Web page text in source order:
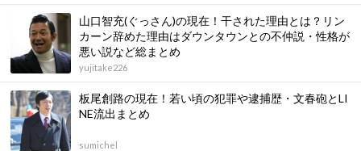
山口智充(ぐっさん)の現在！干された理由とは？リン
カーン辞めた理由はダウンタウンとの不仲説・性格が
悪い説など総まとめ
yujitake226
板尾創路の現在！若い頃の犯罪や逮捕歴・文春砲とLI
NE流出まとめ
sumichel